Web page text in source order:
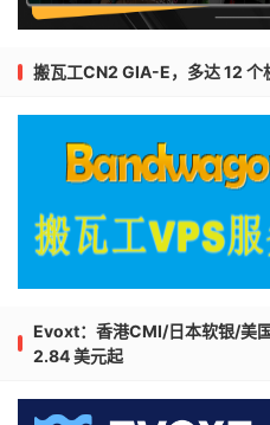
搬瓦工CN2 GIA-E，多达 12 个
Evoxt：香港CMI/日本软银/美
2.84 美元起